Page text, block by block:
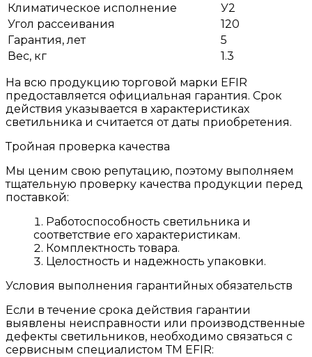
Климатическое исполнение
У2
Угол рассеивания
120
Гарантия, лет
5
Вес, кг
1.3
На всю продукцию торговой марки EFIR
предоставляется официальная гарантия. Срок
действия указывается в характеристиках
светильника и считается от даты приобретения.
Тройная проверка качества
Мы ценим свою репутацию, поэтому выполняем
тщательную проверку качества продукции перед
поставкой:
Работоспособность светильника и
соответствие его характеристикам.
Комплектность товара.
Целостность и надежность упаковки.
Условия выполнения гарантийных обязательств
Если в течение срока действия гарантии
выявлены неисправности или производственные
дефекты светильников, необходимо связаться с
сервисным специалистом ТМ EFIR: